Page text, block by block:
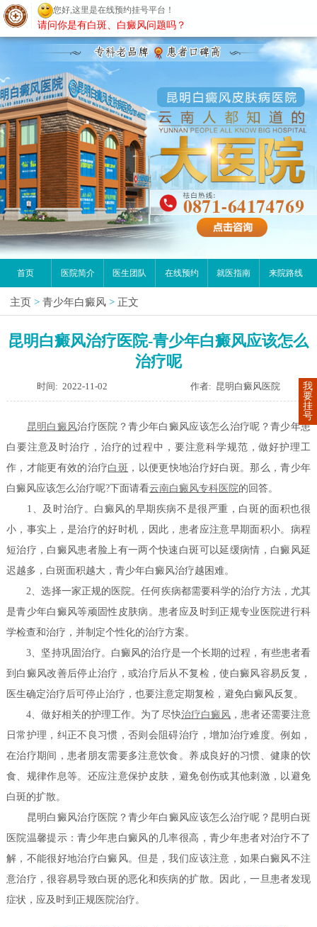
昆明白癜风医院
首页 医院简介 医生团队 在线预约 就医指南 来院路线
主页 > 青少年白癜风 > 正文
昆明白癜风治疗医院-青少年白癜风应该怎么
治疗呢
时间: 2022-11-02 作者: 昆明白癜风医院
昆明 白癜风治疗医院？青少年白癜风应该怎么治疗呢？青少年患
白要注意及时治疗，治疗的过程中，要注意科学规范，做好护理工
作，才能更有效的治疗白斑 ，以便更快地治疗好白斑。那么，青少年
白癜风应该怎么治疗呢?下面请看云南白癜风专科医院的回答。
1、及时治疗。白癜风的早期疾病不是很严重，白斑的面积也很
小，事实上，是治疗的好时机，因此，患者应注意早期面积小。病程
短治疗，白癜风患者脸上有一两个快速白斑可以延缓病情，白癜风延
迟越多，白斑面积越大，青少年白癜风治疗越困难。
2、选择一家正规的医院。任何疾病都需要科学的治疗方法，尤其
是青少年白癜风等顽固性皮肤病。患者应及时到正规专业医院进行科
学检查和治疗，并制定个性化的治疗方案。
3、坚持巩固治疗。白癜风的治疗是一个长期的过程，有些患者看
到白癜风改善后停止治疗，或治疗后从不复检，使白癜风容易反复，
医生确定治疗后可停止治疗，也要注意定期复检，避免白癜风反复。
4、做好相关的护理工作。为了尽快治疗白癜风 ，患者还需要注意
日常护理，纠正不良习惯，否则会阻碍治疗，增加治疗难度。例如，
在治疗期间，患者朋友需要多注意饮食。养成良好的习惯、健康的饮
食、规律作息等。还应注意保护皮肤，避免创伤或其他刺激，以避免
白斑的扩散。
昆明白癜风治疗医院？青少年白癜风应该怎么治疗呢？昆明白斑
医院温馨提示：青少年患白癜风的几率很高，青少年患者对治疗不了
解，不能很好地治疗白癜风。但是，我们应该注意，如果白癜风不注
意治疗，很容易导致白斑的恶化和疾病的扩散。因此，一旦患者发现
症状，应及时到正规医院治疗。
我
要
挂
号
您好,这里是在线预约挂号平台！
请问你是有白斑、白癜风问题吗？